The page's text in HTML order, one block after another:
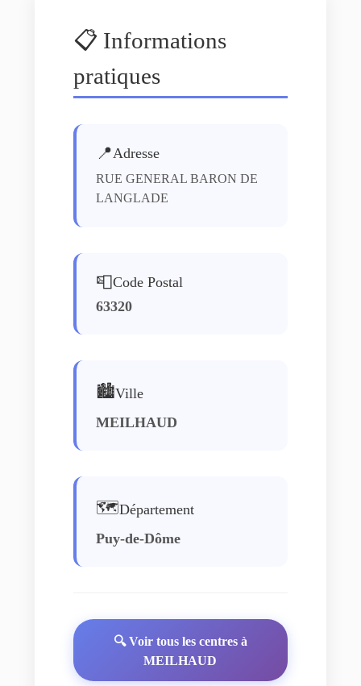
📋 Informations
pratiques
📍Adresse
RUE GENERAL BARON DE
LANGLADE
📮Code Postal
63320
🏙️Ville
MEILHAUD
🗺️Département
Puy-de-Dôme
🔍 Voir tous les centres à
MEILHAUD